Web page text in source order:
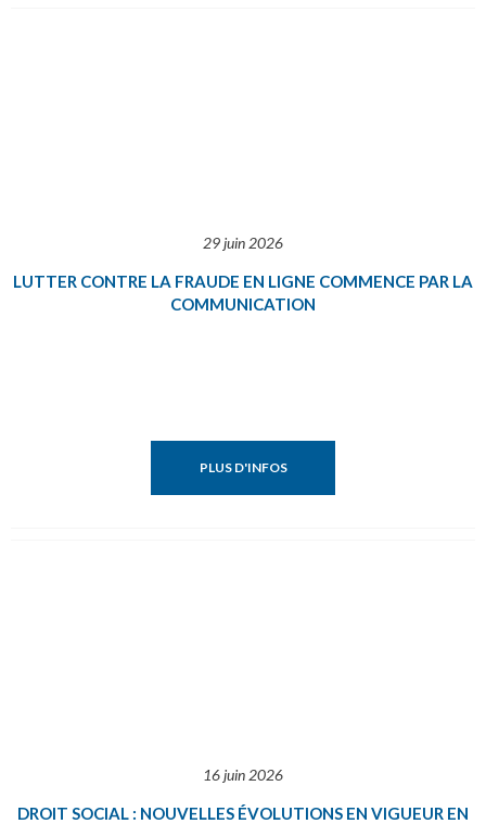
29 juin 2026
LUTTER CONTRE LA FRAUDE EN LIGNE COMMENCE PAR LA
COMMUNICATION
PLUS D'INFOS
16 juin 2026
DROIT SOCIAL : NOUVELLES ÉVOLUTIONS EN VIGUEUR EN